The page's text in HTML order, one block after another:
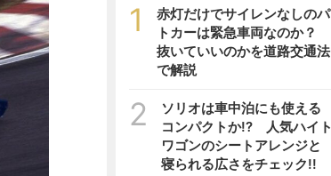
1
赤灯だけでサイレンなしのパ
トカーは緊急車両なのか？
抜いていいのかを道路交通法
で解説
2
ソリオは車中泊にも使える
コンパクトか!? 人気ハイト
ワゴンのシートアレンジと
寝られる広さをチェック!!